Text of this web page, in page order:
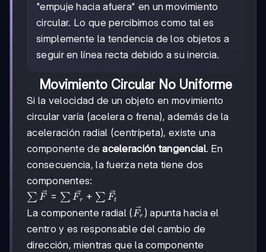
"empuje hacia afuera" en un movimiento
circular. Lo que percibimos como tal es
simplemente la tendencia de los objetos a
seguir en línea recta debido a su inercia.
Movimiento Circular No Uniforme
Si la velocidad de un objeto en movimiento
circular varía (acelera o frena), además de la
aceleración radial (centrípeta), existe una
componente deaceleración tangencial. En
consecuencia, la fuerza neta tiene dos
componentes:
\sum\vec{F}
=
\sum\vec{F_r}
+
\sum\vec{F_t}
∑ F = ∑ Fr + ∑ Ft
La componente radial ( \vec{F_r}
Fr ) apunta hacia el
centro y es responsable del cambio de
dirección, mientras que la componente